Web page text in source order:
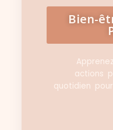
Bien-
actions
quotidien